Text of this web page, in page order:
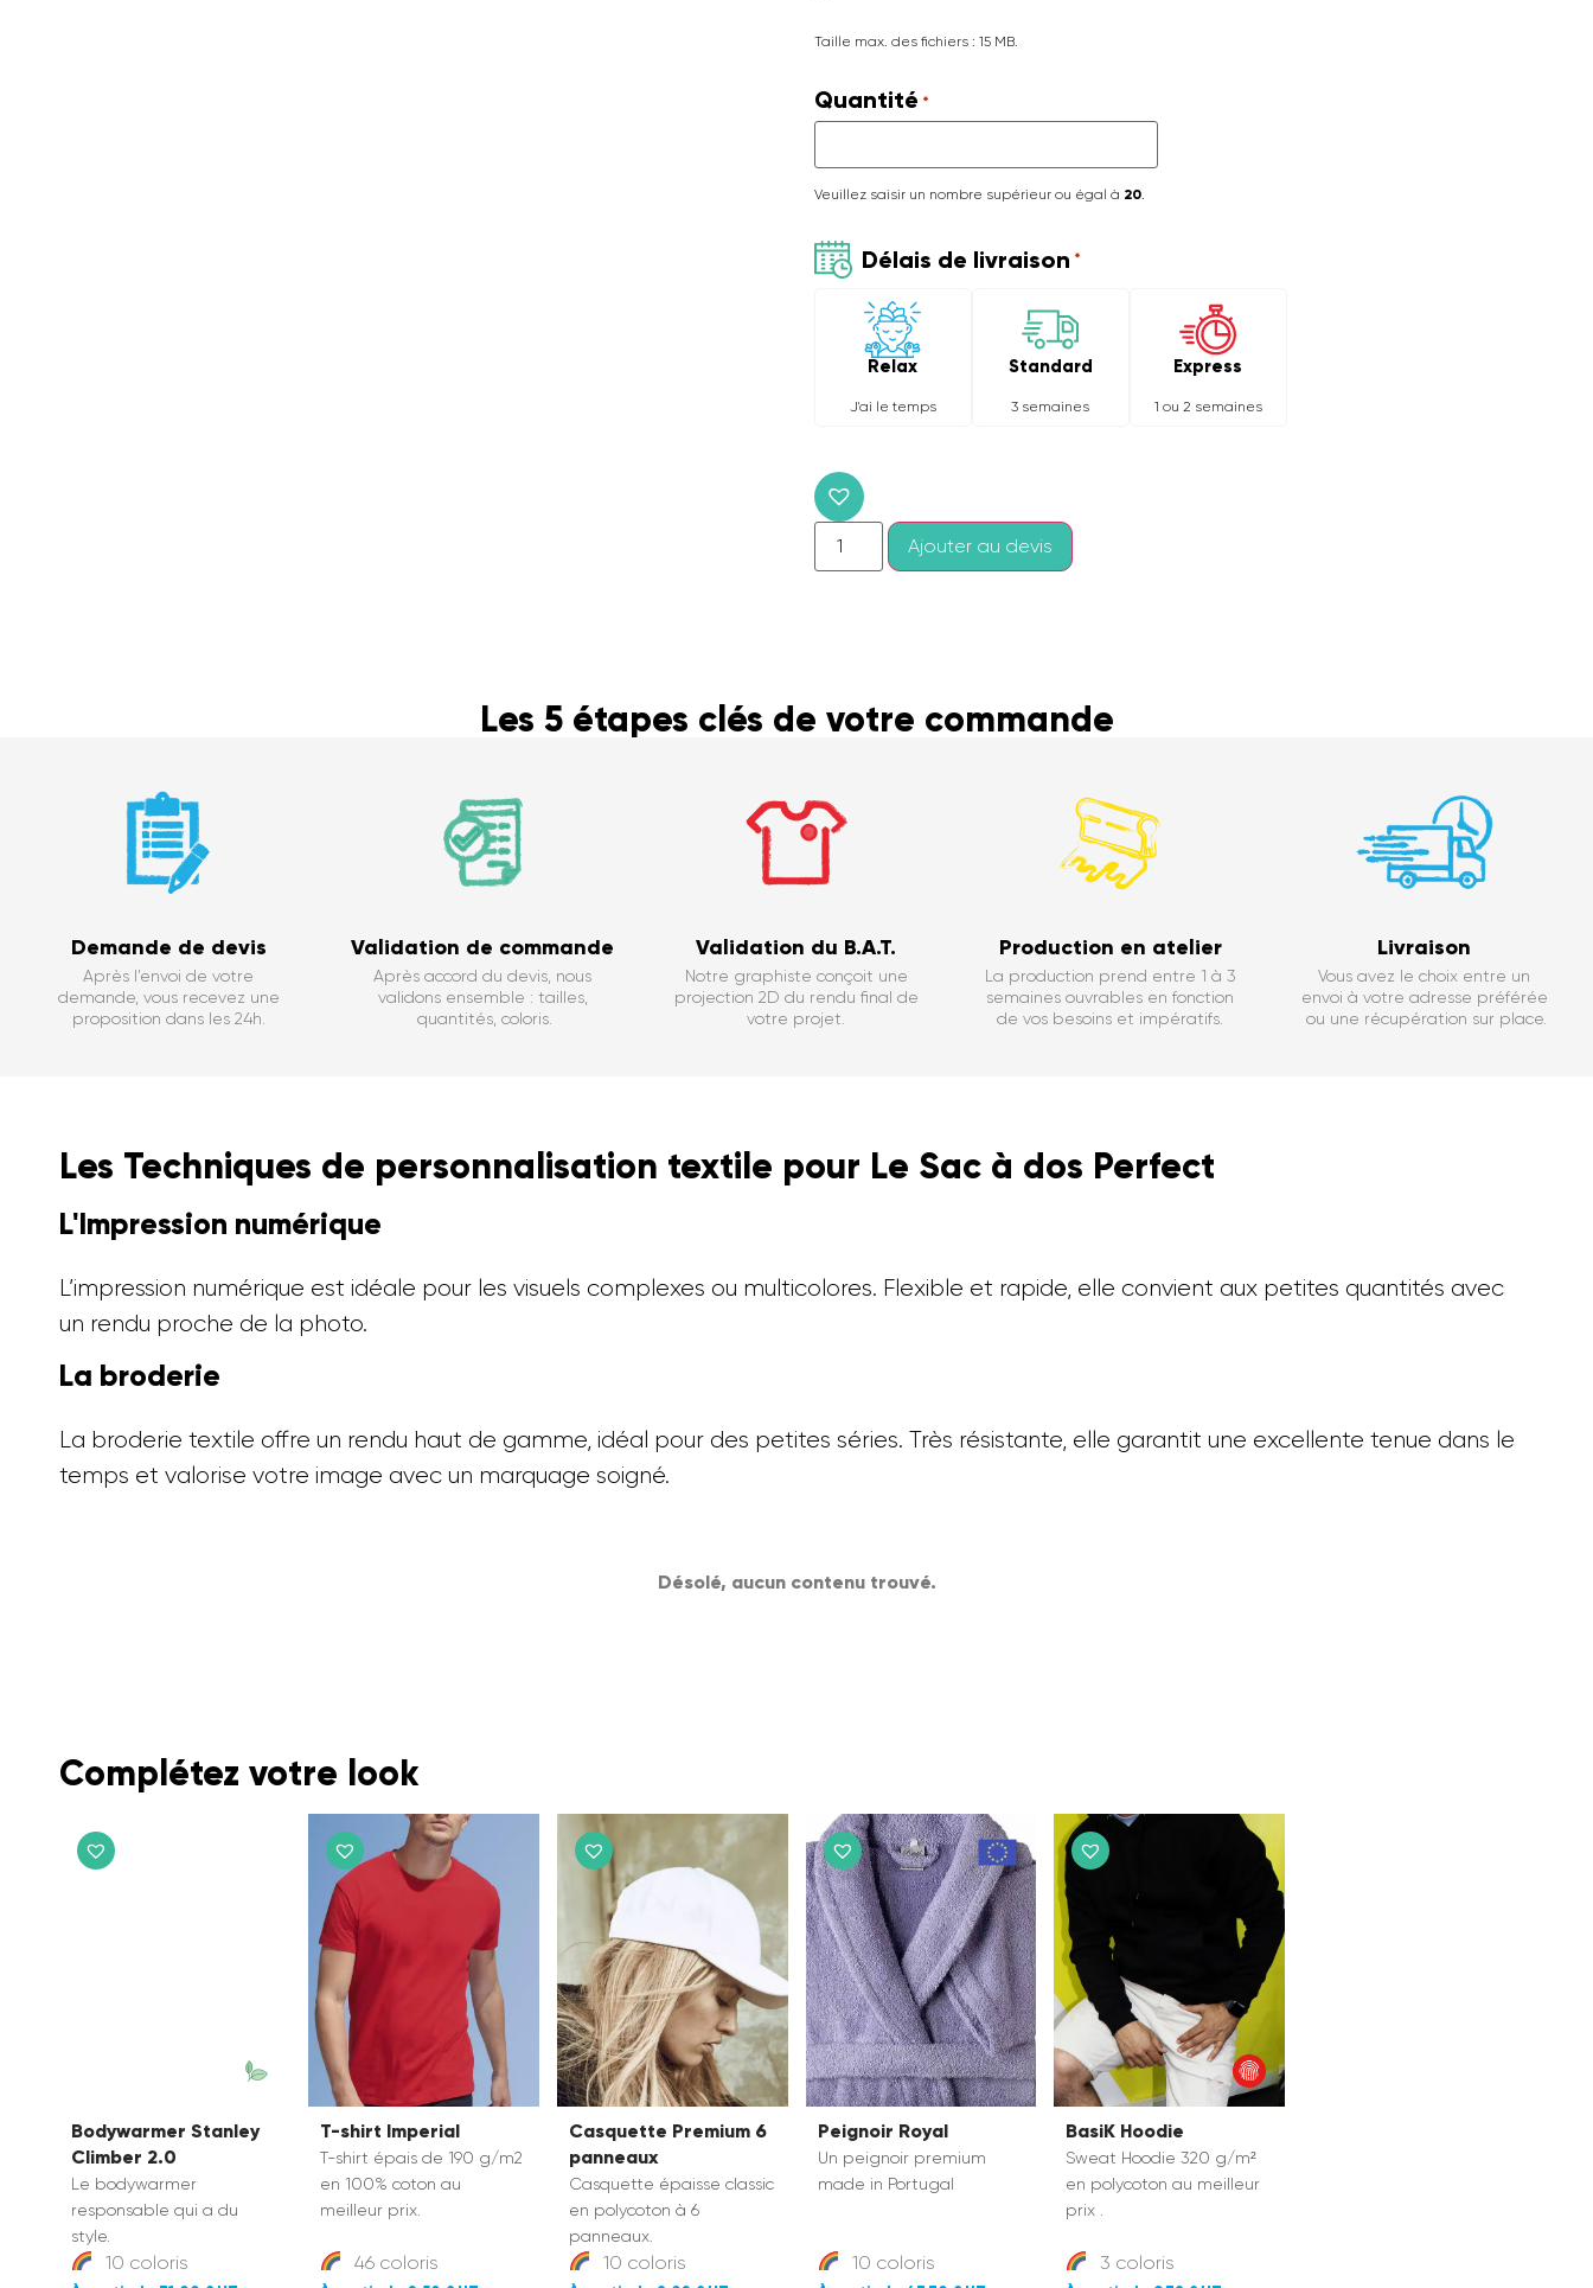
Taille max. des fichiers : 15 MB.
Quantité *
Veuillez saisir un nombre supérieur ou égal à 20.
Délais de livraison *
Relax
J'ai le temps
Standard
3 semaines
Express
1 ou 2 semaines
Ajouter au devis
Les 5 étapes clés de votre commande
Demande de devis
Après l’envoi de votre
demande, vous recevez une
proposition dans les 24h.
Validation de commande
Après accord du devis, nous
validons ensemble : tailles,
quantités, coloris.
Validation du B.A.T.
Notre graphiste conçoit une
projection 2D du rendu final de
votre projet.
Production en atelier
La production prend entre 1 à 3
semaines ouvrables en fonction
de vos besoins et impératifs.
Livraison
Vous avez le choix entre un
envoi à votre adresse préférée
ou une récupération sur place.
Les Techniques de personnalisation textile pour Le Sac à dos Perfect
L'Impression numérique
L’impression numérique est idéale pour les visuels complexes ou multicolores. Flexible et rapide, elle convient aux petites quantités avec
un rendu proche de la photo.
La broderie
La broderie textile offre un rendu haut de gamme, idéal pour des petites séries. Très résistante, elle garantit une excellente tenue dans le
temps et valorise votre image avec un marquage soigné.
Désolé, aucun contenu trouvé.
Complétez votre look
Bodywarmer Stanley
Climber 2.0
Le bodywarmer
responsable qui a du
style.
10 coloris
T-shirt Imperial
T-shirt épais de 190 g/m2
en 100% coton au
meilleur prix.
46 coloris
Casquette Premium 6
panneaux
Casquette épaisse classic
en polycoton à 6
panneaux.
10 coloris
Peignoir Royal
Un peignoir premium
made in Portugal
10 coloris
BasiK Hoodie
Sweat Hoodie 320 g/m²
en polycoton au meilleur
prix .
3 coloris